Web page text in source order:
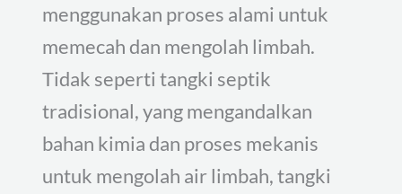
menggunakan proses alami untuk
memecah dan mengolah limbah.
Tidak seperti tangki septik
tradisional, yang mengandalkan
bahan kimia dan proses mekanis
untuk mengolah air limbah, tangki